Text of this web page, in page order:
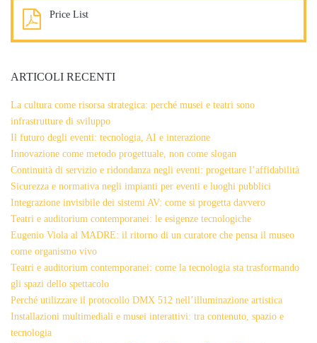
Price List
ARTICOLI RECENTI
La cultura come risorsa strategica: perché musei e teatri sono
infrastrutture di sviluppo
Il futuro degli eventi: tecnologia, AI e interazione
Innovazione come metodo progettuale, non come slogan
Continuità di servizio e ridondanza negli eventi: progettare l’affidabilità
Sicurezza e normativa negli impianti per eventi e luoghi pubblici
Integrazione invisibile dei sistemi AV: come si progetta davvero
Teatri e auditorium contemporanei: le esigenze tecnologiche
Eugenio Viola al MADRE: il ritorno di un curatore che pensa il museo
come organismo vivo
Teatri e auditorium contemporanei: come la tecnologia sta trasformando
gli spazi dello spettacolo
Perché utilizzare il protocollo DMX 512 nell’illuminazione artistica
Installazioni multimediali e musei interattivi: tra contenuto, spazio e
tecnologia